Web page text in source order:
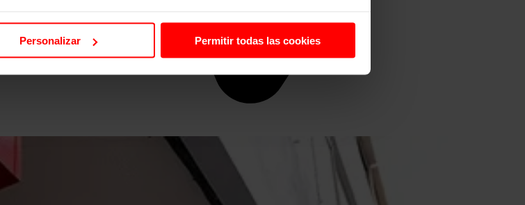
Personalizar Permitir todas las cookies